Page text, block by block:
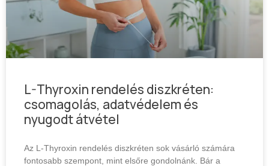
L-Thyroxin rendelés diszkréten:
csomagolás, adatvédelem és
nyugodt átvétel
Az L-Thyroxin rendelés diszkréten sok vásárló számára
fontosabb szempont, mint elsőre gondolnánk. Bár a